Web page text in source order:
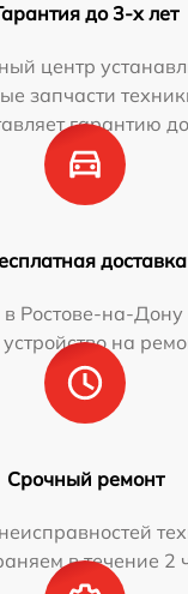
до 3-х лет
центр
запчасти
гарантию
доставка
Ростове-на-Дону
на
Срочный ремонт
в течение 2